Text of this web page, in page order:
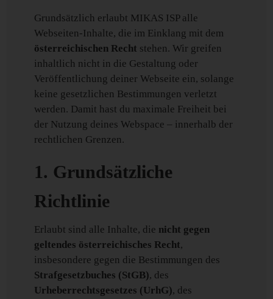
Grundsätzlich erlaubt MIKAS ISP alle
Webseiten-Inhalte, die im Einklang mit dem
österreichischen Recht stehen. Wir greifen
inhaltlich nicht in die Gestaltung oder
Veröffentlichung deiner Webseite ein, solange
keine gesetzlichen Bestimmungen verletzt
werden. Damit hast du maximale Freiheit bei
der Nutzung deines Webspace – innerhalb der
rechtlichen Grenzen.
1. Grundsätzliche
Richtlinie
Erlaubt sind alle Inhalte, die nicht gegen
geltendes österreichisches Recht,
insbesondere gegen die Bestimmungen des
Strafgesetzbuches (StGB), des
Urheberrechtsgesetzes (UrhG), des